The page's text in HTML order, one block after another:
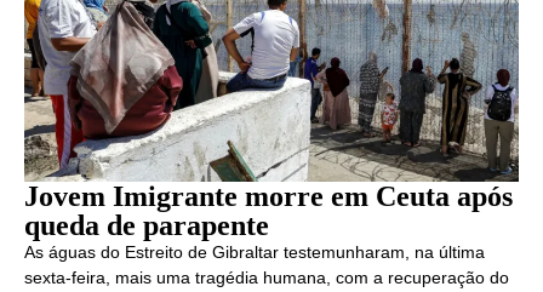
Jovem Imigrante morre em Ceuta após
queda de parapente
As águas do Estreito de Gibraltar testemunharam, na última
sexta-feira, mais uma tragédia humana, com a recuperação do